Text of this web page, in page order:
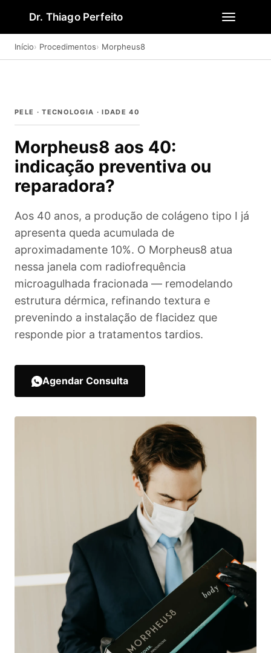
Dr. Thiago Perfeito
Início Procedimentos Morpheus8
PELE · TECNOLOGIA · IDADE 40
Morpheus8 aos 40:
indicação preventiva ou
reparadora?
Aos 40 anos, a produção de colágeno tipo I já
apresenta queda acumulada de
aproximadamente 10%. O Morpheus8 atua
nessa janela com radiofrequência
microagulhada fracionada — remodelando
estrutura dérmica, refinando textura e
prevenindo a instalação de flacidez que
responde pior a tratamentos tardios.
Agendar Consulta